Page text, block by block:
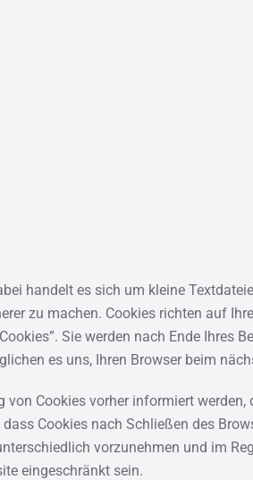
handelt es sich um kleine
zu machen. Cookies richten auf
Sie werden nach Ende Ihres
es uns, Ihren Browser beim
Cookies vorher informiert
Cookies nach Schließen des
vorzunehmen und im
eingeschränkt sein.